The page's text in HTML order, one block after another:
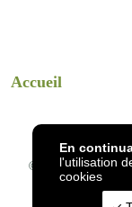
Accueil
© 2026
En
l'utilisation
cookies